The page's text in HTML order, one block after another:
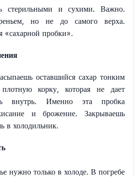
стерильными и сухими. Важно.
но не до самого верха.
«сахарной пробки».
оставшийся сахар тонким
корку, которая не дает
внутрь. Именно эта пробка
и брожение. Закрываешь
в холодильник.
нужно только в холоде. В погребе